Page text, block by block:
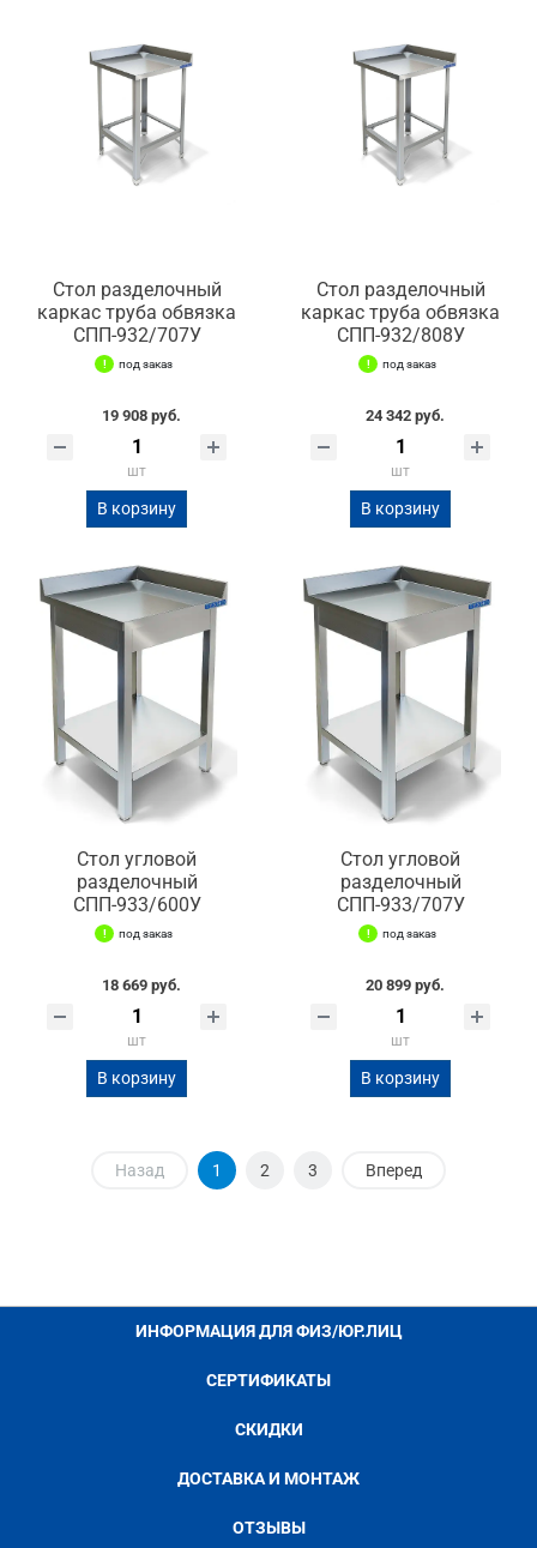
Стол разделочный
каркас труба обвязка
СПП-932/707У
под заказ
19 908 руб.
шт
В корзину
Стол разделочный
каркас труба обвязка
СПП-932/808У
под заказ
24 342 руб.
шт
В корзину
Стол угловой
разделочный
СПП-933/600У
под заказ
18 669 руб.
шт
В корзину
Стол угловой
разделочный
СПП-933/707У
под заказ
20 899 руб.
шт
В корзину
Назад 1 2 3 Вперед
ИНФОРМАЦИЯ ДЛЯ ФИЗ/ЮР.ЛИЦ
СЕРТИФИКАТЫ
СКИДКИ
ДОСТАВКА И МОНТАЖ
ОТЗЫВЫ